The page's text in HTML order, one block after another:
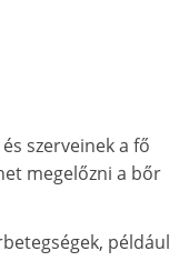
szerveinek a fő
megelőzni a bőr
például